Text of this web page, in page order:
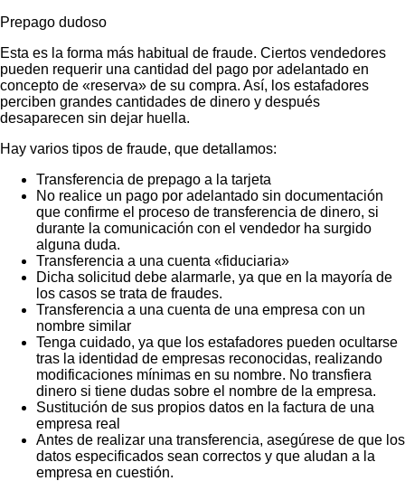
Prepago dudoso
Esta es la forma más habitual de fraude. Ciertos vendedores
pueden requerir una cantidad del pago por adelantado en
concepto de «reserva» de su compra. Así, los estafadores
perciben grandes cantidades de dinero y después
desaparecen sin dejar huella.
Hay varios tipos de fraude, que detallamos:
Transferencia de prepago a la tarjeta
No realice un pago por adelantado sin documentación
que confirme el proceso de transferencia de dinero, si
durante la comunicación con el vendedor ha surgido
alguna duda.
Transferencia a una cuenta «fiduciaria»
Dicha solicitud debe alarmarle, ya que en la mayoría de
los casos se trata de fraudes.
Transferencia a una cuenta de una empresa con un
nombre similar
Tenga cuidado, ya que los estafadores pueden ocultarse
tras la identidad de empresas reconocidas, realizando
modificaciones mínimas en su nombre. No transfiera
dinero si tiene dudas sobre el nombre de la empresa.
Sustitución de sus propios datos en la factura de una
empresa real
Antes de realizar una transferencia, asegúrese de que los
datos especificados sean correctos y que aludan a la
empresa en cuestión.